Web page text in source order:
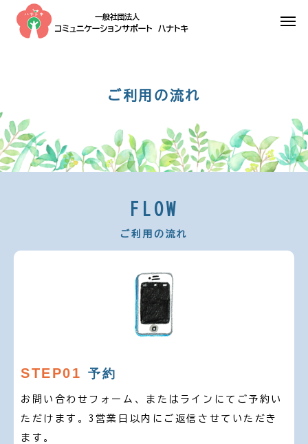
ご利用の流れ
FLOW
ご利用の流れ
STEP01 予約
お問い合わせフォーム、またはラインにてご予約い
ただけます。3営業日以内にご返信させていただき
ます。